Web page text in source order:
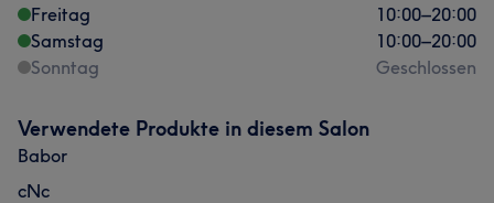
Freitag
10:00–20:00
Samstag
10:00–20:00
Sonntag
Geschlossen
Verwendete Produkte in diesem Salon
Babor
cNc